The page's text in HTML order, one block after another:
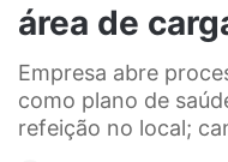
área de
Empresa abre
como plano de
refeição no local;